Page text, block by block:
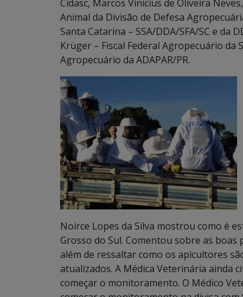
Cidasc, Marcos Vinicius de Oliveira
Animal da Divisão de Defesa
Santa Catarina – SSA/DDA/SFA/SC e da
Krüger – Fiscal Federal Agropecuário da
Agropecuário da ADAPAR/PR.
Noirce Lopes da Silva mostrou como é
Grosso do Sul. Comentou sobre as
além de ressaltar como os apicultores
atualizados. A Médica Veterinária ainda
começar o monitoramento. O Médico